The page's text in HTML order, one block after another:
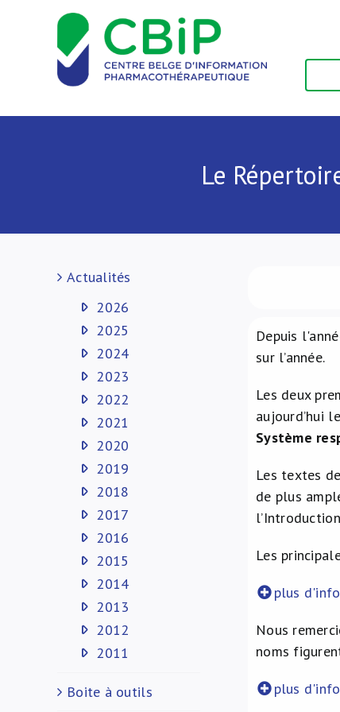
Le
Depuis
sur l’année.
Les deux
aujourd’hui
Système
Les textes
de plus
Les
plus
Nous
noms
plus
Actualités
2026
2025
2024
2023
2022
2021
2020
2019
2018
2017
2016
2015
2014
2013
2012
2011
Boite à outils